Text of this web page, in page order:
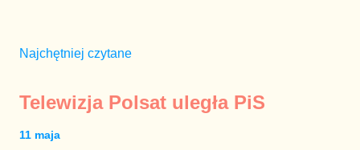
Najchętniej czytane
Telewizja Polsat uległa PiS
11 maja